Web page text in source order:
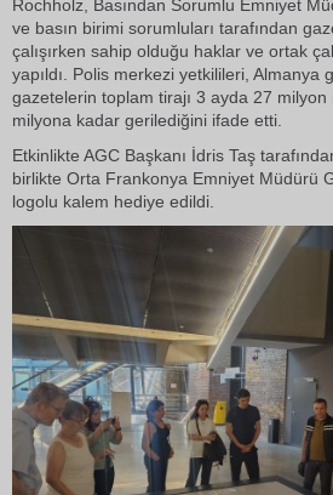
Rochholz, Basından Sorumlu Emniyet
ve basın birimi sorumluları tarafından
çalışırken sahip olduğu haklar ve ortak
yapıldı. Polis merkezi yetkilileri, Almanya
gazetelerin toplam tirajı 3 ayda 27 milyon
milyona kadar gerilediğini ifade etti.
Etkinlikte AGC Başkanı İdris Taş
birlikte Orta Frankonya Emniyet Müdürü
logolu kalem hediye edildi.